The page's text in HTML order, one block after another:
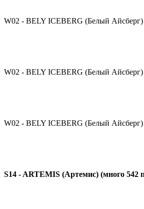
W02 - BELY ICEBERG (Белый
W02 - BELY ICEBERG (Белый
W02 - BELY ICEBERG (Белый
S14 - ARTEMIS (Артемис) (много 542